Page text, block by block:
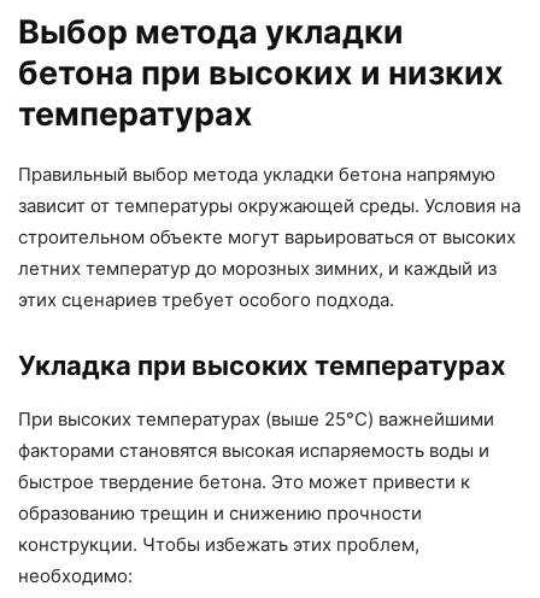
Выбор метода укладки
бетона при высоких и низких
температурах
Правильный выбор метода укладки бетона напрямую
зависит от температуры окружающей среды. Условия на
строительном объекте могут варьироваться от высоких
летних температур до морозных зимних, и каждый из
этих сценариев требует особого подхода.
Укладка при высоких температурах
При высоких температурах (выше 25°C) важнейшими
факторами становятся высокая испаряемость воды и
быстрое твердение бетона. Это может привести к
образованию трещин и снижению прочности
конструкции. Чтобы избежать этих проблем,
необходимо: